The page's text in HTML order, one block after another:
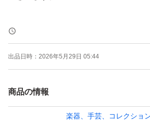
表記の長さは金属部分の長さになり
全長は＋3cmとなります。
出品日時： 2026年5月29日 05:44
商品の情報
楽器、手芸、コレクショ